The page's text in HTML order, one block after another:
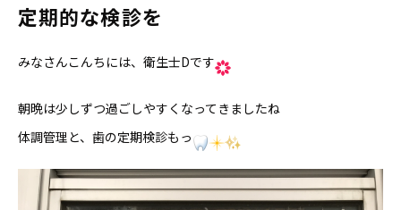
定期的な検診を
みなさんこんちには、衛生士Dです
朝晩は少しずつ過ごしやすくなってきましたね
体調管理と、歯の定期検診もっ